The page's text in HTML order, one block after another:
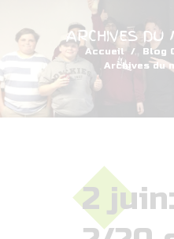
ARCHIVES DU
Accueil Blog
Archives du
2